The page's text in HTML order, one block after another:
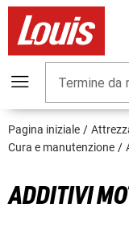
Termine da
Pagina iniziale
Cura e manutenzione
ADDITIVI